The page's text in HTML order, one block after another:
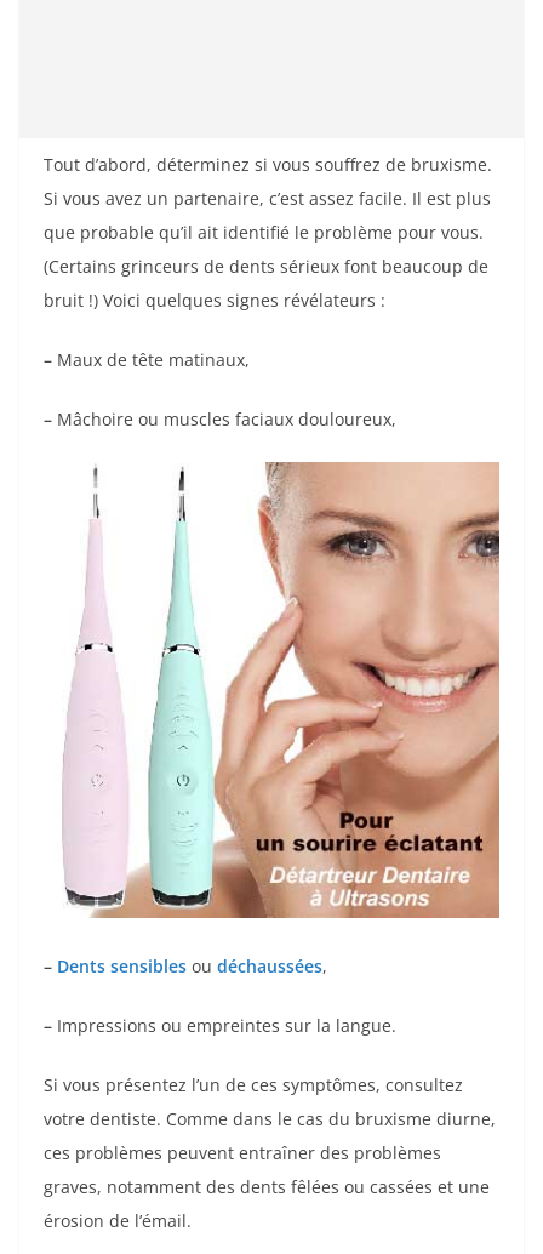
Tout d’abord, déterminez si vous souffrez de bruxisme.
Si vous avez un partenaire, c’est assez facile. Il est plus
que probable qu’il ait identifié le problème pour vous.
(Certains grinceurs de dents sérieux font beaucoup de
bruit !) Voici quelques signes révélateurs :
– Maux de tête matinaux,
– Mâchoire ou muscles faciaux douloureux,
– Dents sensibles ou déchaussées,
– Impressions ou empreintes sur la langue.
Si vous présentez l’un de ces symptômes, consultez
votre dentiste. Comme dans le cas du bruxisme diurne,
ces problèmes peuvent entraîner des problèmes
graves, notamment des dents fêlées ou cassées et une
érosion de l’émail.